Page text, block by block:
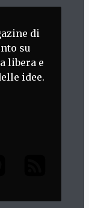
di
su
libera e
idee.